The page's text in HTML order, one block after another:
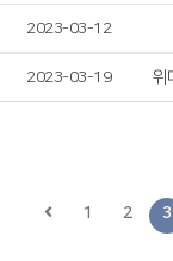
2023-03-12
2023-03-19
1 2 3